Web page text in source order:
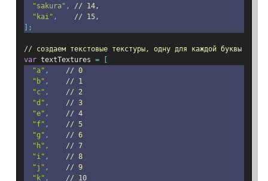
"sakura" ,
// 14,
"kai" ,
// 15,
];
// создаем текстовые текстуры, одну для каждой буквы
var textTextures =
"a" ,
// 0
"b" ,
// 1
"c" ,
// 2
"d" ,
// 3
"e" ,
// 4
"f" ,
// 5
"g" ,
// 6
"h" ,
// 7
"i" ,
// 8
"j" ,
// 9
"k" ,
// 10